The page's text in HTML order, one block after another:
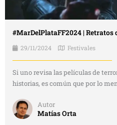
#MarDelPlataFF2024 | Retratos
29/11/2024 Festivales
Si uno revisa las películas de
historias, es común que por lo
Autor
Matías Orta